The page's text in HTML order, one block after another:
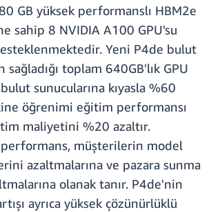
GB yüksek performanslı HBM2e
sahip 8 NVIDIA A100 GPU'su
Yeni P4de bulut
sağladığı toplam 640GB'lık GPU
sunucularına kıyasla %60
öğrenimi eğitim performansı
maliyetini %20 azaltır.
müşterilerin model
azaltmalarına ve pazara sunma
olanak tanır. P4de'nin
ayrıca yüksek çözünürlüklü